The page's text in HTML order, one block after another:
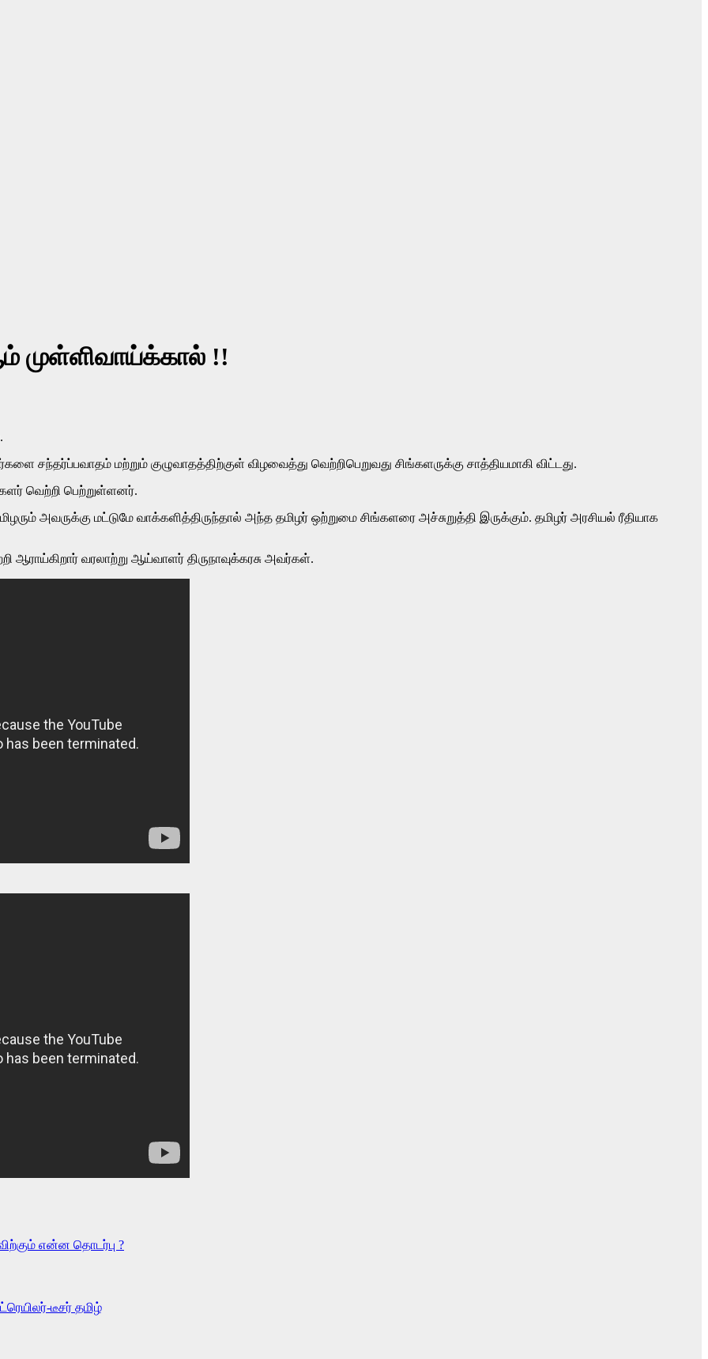
முள்ளிவாய்க்கால் !!
சந்தர்ப்பவாதம் மற்றும் குழுவாதத்திற்குள் விழவைத்து வெற்றிபெறுவது சிங்களருக்கு சாத்தியமாகி விட்டது.
வெற்றி பெற்றுள்ளனர்.
அவருக்கு மட்டுமே வாக்களித்திருந்தால் அந்த தமிழர் ஒற்றுமை சிங்களரை அச்சுறுத்தி இருக்கும். தமிழர் அரசியல் ரீதியாக
வரலாற்று ஆய்வாளர் திருநாவுக்கரசு அவர்கள்.
என்ன தொடர்பு ?
ட்ரெயிலர்-டீசர் தமிழ்